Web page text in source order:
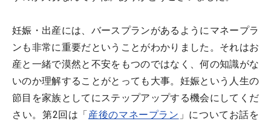
妊娠・出産には、バースプランがあるようにマネープラ
ンも非常に重要だということがわかりました。それはお
産と一緒で漠然と不安をもつのではなく、何の知識がな
いのか理解することがとっても大事。妊娠という人生の
節目を家族としてにステップアップする機会にしてくだ
さい。第2回は「産後のマネープラン 」についてお話を